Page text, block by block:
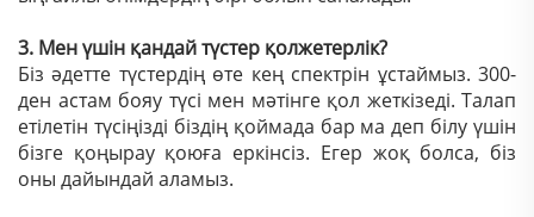
3. Мен үшін қандай түстер қолжетерлік?
Біз әдетте түстердің өте кең спектрін ұстаймыз. 300-
ден астам бояу түсі мен мәтінге қол жеткізеді. Талап
етілетін түсіңізді біздің қоймада бар ма деп білу үшін
бізге қоңырау қоюға еркінсіз. Егер жоқ болса, біз
оны дайындай аламыз.